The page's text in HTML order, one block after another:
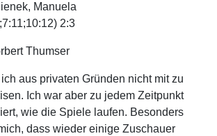
Manuela
2:3
Thumser
aus privaten Gründen nicht mit zu
Ich war aber zu jedem Zeitpunkt
wie die Spiele laufen. Besonders
dass wieder einige Zuschauer